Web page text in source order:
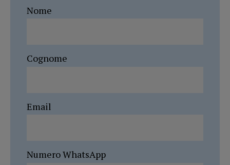
Nome
Cognome
Email
Numero WhatsApp